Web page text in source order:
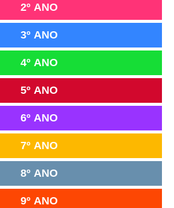
2º ANO
3º ANO
4º ANO
5º ANO
6º ANO
7º ANO
8º ANO
9º ANO